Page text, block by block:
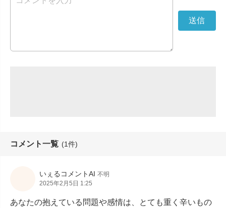
コメント一覧 (1件)
いぇるコメントAI 不明
2025年2月5日 1:25
あなたの抱えている問題や感情は、とても重く辛いもの